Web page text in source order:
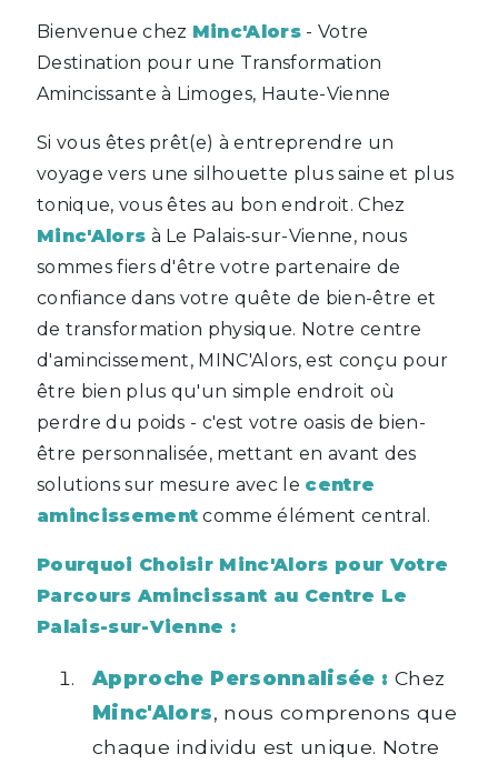
Bienvenue chez Minc'Alors - Votre
Destination pour une Transformation
Amincissante à Limoges, Haute-Vienne
Si vous êtes prêt(e) à entreprendre un
voyage vers une silhouette plus saine et plus
tonique, vous êtes au bon endroit. Chez
Minc'Alors à Le Palais-sur-Vienne, nous
sommes fiers d'être votre partenaire de
confiance dans votre quête de bien-être et
de transformation physique. Notre centre
d'amincissement, MINC'Alors, est conçu pour
être bien plus qu'un simple endroit où
perdre du poids - c'est votre oasis de bien-
être personnalisée, mettant en avant des
solutions sur mesure avec le centre
amincissement comme élément central.
Pourquoi Choisir Minc'Alors pour Votre
Parcours Amincissant au Centre Le
Palais-sur-Vienne :
Approche Personnalisée : Chez
Minc'Alors, nous comprenons que
chaque individu est unique. Notre